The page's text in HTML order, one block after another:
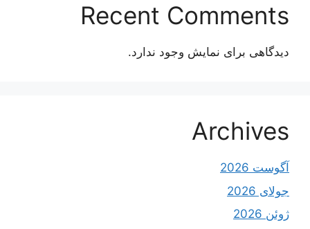
Recent Comments
دیدگاهی برای نمایش وجود ندارد.
Archives
آگوست 2026
جولای 2026
ژوئن 2026